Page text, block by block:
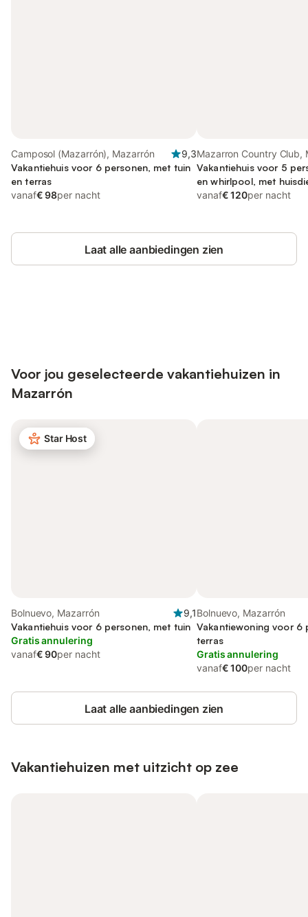
Camposol (Mazarrón), Mazarrón
9,3
Vakantiehuis voor 6 personen, met tuin
en terras
vanaf€ 98per nacht
Mazarron Country Club,
Vakantiehuis voor 5
en whirlpool, met
vanaf€ 120per nacht
Laat alle aanbiedingen zien
Voor jou geselecteerde vakantiehuizen in
Mazarrón
Star Host
Bolnuevo, Mazarrón
9,1
Vakantiehuis voor 6 personen, met tuin
Gratis annulering
vanaf€ 90per nacht
Bolnuevo, Mazarrón
Vakantiewoning voor 6
terras
Gratis annulering
vanaf€ 100per nacht
Laat alle aanbiedingen zien
Vakantiehuizen met uitzicht op zee